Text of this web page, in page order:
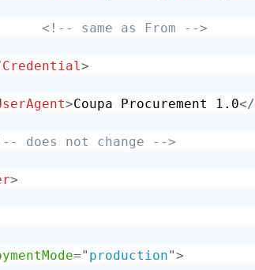
<!-- same as From -->
Credential>
>Coupa Procurement 1.0</
does not change -->
>
=" production">